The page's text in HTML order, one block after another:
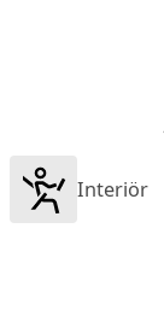
Interiör